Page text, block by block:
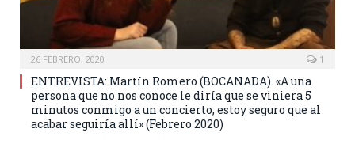
26 FEBRERO, 2020 1
ENTREVISTA: Martín Romero (BOCANADA). «A una
persona que no nos conoce le diría que se viniera 5
minutos conmigo a un concierto, estoy seguro que al
acabar seguiría allí» (Febrero 2020)